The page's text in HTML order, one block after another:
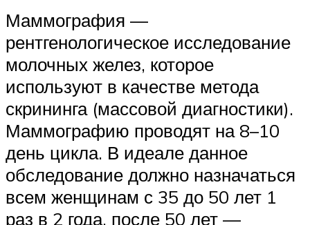
Маммография —
рентгенологическое исследование
молочных желез, которое
используют в качестве метода
скрининга (массовой диагностики).
Маммографию проводят на 8–10
день цикла. В идеале данное
обследование должно назначаться
всем женщинам с 35 до 50 лет 1
раз в 2 года, после 50 лет —